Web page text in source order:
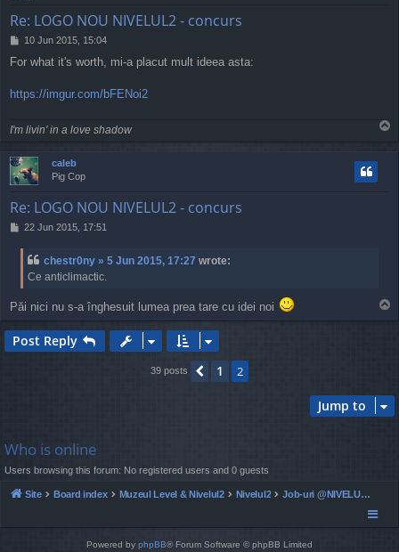
Re: LOGO NOU NIVELUL2 - concurs
P
s
10 Jun 2015, 15:04
For what it's worth, mi-a placut mult ideea asta:
https://imgur.com/bFENoi2
I'm livin' in a love shadow
caleb
Pig Cop
Re: LOGO NOU NIVELUL2 - concurs
P22 Jun 2015, 17:51
chestr0ny » 5 Jun 2015, 17:27 wrote:
Ce anticlimactic.
Păi nici nu s-a înghesuit lumea prea tare cu idei noi
o
Post Reply
39 posts Previous
1 2
Jump to
Who is online
Users browsing this forum: No registered users and 0 guests
Site Board index Muzeul Level & Nivelul2 Nivelul2 Job-uri @NIVELUL2 - ocazionale si full time
Powered by phpBB® Forum Software © phpBB Limited